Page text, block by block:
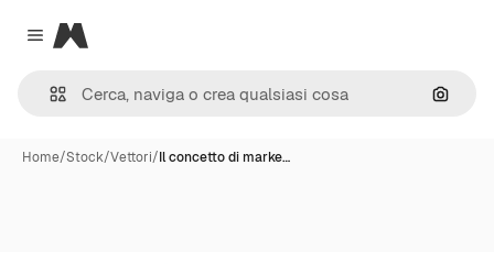
Close menu
Magnific
Cerca
Home/Stock/Vettori/Il concetto di marke…